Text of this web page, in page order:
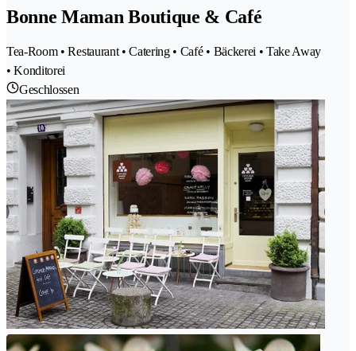
Bonne Maman Boutique & Café
Tea-Room • Restaurant • Catering • Café • Bäckerei • Take Away
• Konditorei
Geschlossen